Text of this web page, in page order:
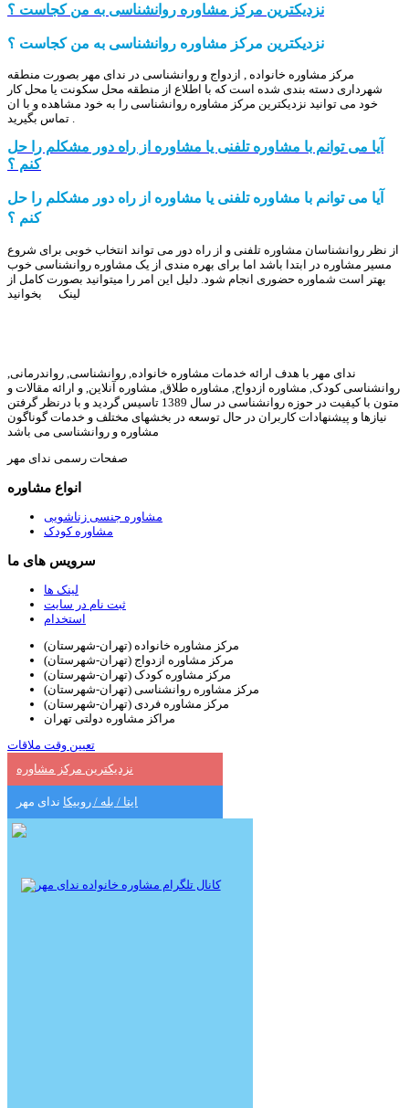
نزدیکترین مرکز مشاوره روانشناسی به من کجاست ؟
نزدیکترین مرکز مشاوره روانشناسی به من کجاست ؟
مرکز مشاوره خانواده , ازدواج و روانشناسی در ندای مهر بصورت منطقه
شهرداری دسته بندی شده است که با اطلاع از منطقه محل سکونت یا محل کار
خود می توانید نزدیکترین مرکز مشاوره روانشناسی را به خود مشاهده و با ان
تماس بگیرید .
آیا می توانم با مشاوره تلفنی یا مشاوره از راه دور مشکلم را حل
کنم ؟
آیا می توانم با مشاوره تلفنی یا مشاوره از راه دور مشکلم را حل
کنم ؟
از نظر روانشناسان مشاوره تلفنی و از راه دور می تواند انتخاب خوبی برای شروع
مسیر مشاوره در ابتدا باشد اما برای بهره مندی از یک مشاوره روانشناسی خوب
بهتر است شماوره حضوری انجام شود. دلیل این امر را میتوانید بصورت کامل از
لینک بخوانید
ندای مهر با هدف ارائه خدمات مشاوره خانواده, روانشناسی, رواندرمانی,
روانشناسی کودک, مشاوره ازدواج, مشاوره طلاق, مشاوره آنلاین, و ارائه مقالات و
متون با کیفیت در حوزه روانشناسی در سال 1389 تاسیس گردید و با درنظر گرفتن
نیازها و پیشنهادات کاربران در حال توسعه در بخشهای مختلف و خدمات گوناگون
مشاوره و روانشناسی می باشد
صفحات رسمی ندای مهر
انواع مشاوره
مشاوره جنسی زناشویی
مشاوره کودک
سرویس های ما
لینک ها
ثبت نام در سایت
استخدام
مرکز مشاوره خانواده (تهران-شهرستان)
مرکز مشاوره ازدواج (تهران-شهرستان)
مرکز مشاوره کودک (تهران-شهرستان)
مرکز مشاوره روانشناسی (تهران-شهرستان)
مرکز مشاوره فردی (تهران-شهرستان)
مراکز مشاوره دولتی تهران
تعیین وقت ملاقات
نزدیکترین مرکز مشاوره
ایتا / بله / روبیکا ندای مهر